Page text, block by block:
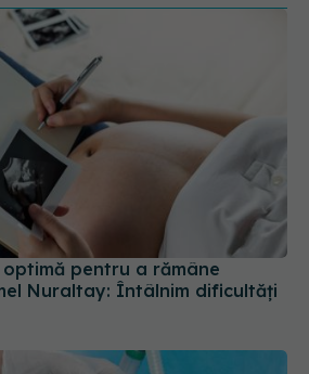
Nuraltay: Întâlnim dificultăți